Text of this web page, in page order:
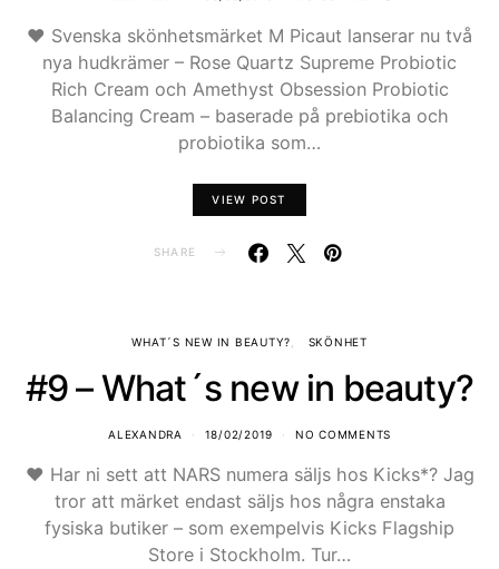
♥ Svenska skönhetsmärket M Picaut lanserar nu två
nya hudkrämer – Rose Quartz Supreme Probiotic
Rich Cream och Amethyst Obsession Probiotic
Balancing Cream – baserade på prebiotika och
probiotika som…
VIEW POST
SHARE
WHAT´S NEW IN BEAUTY? SKÖNHET
#9 – What´s new in beauty?
ALEXANDRA 18/02/2019 NO COMMENTS
♥ Har ni sett att NARS numera säljs hos Kicks*? Jag
tror att märket endast säljs hos några enstaka
fysiska butiker – som exempelvis Kicks Flagship
Store i Stockholm. Tur…